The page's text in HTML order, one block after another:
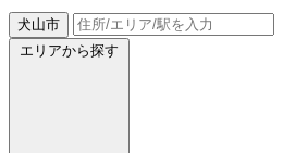
犬山市
エリアから探す